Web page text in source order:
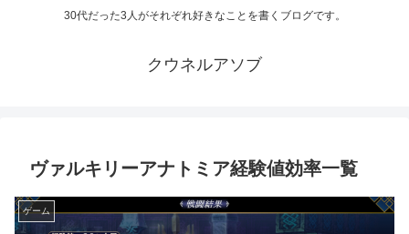
30代だった3人がそれぞれ好きなことを書くブログです。
クウネルアソブ
ヴァルキリーアナトミア経験値効率一覧
ゲーム